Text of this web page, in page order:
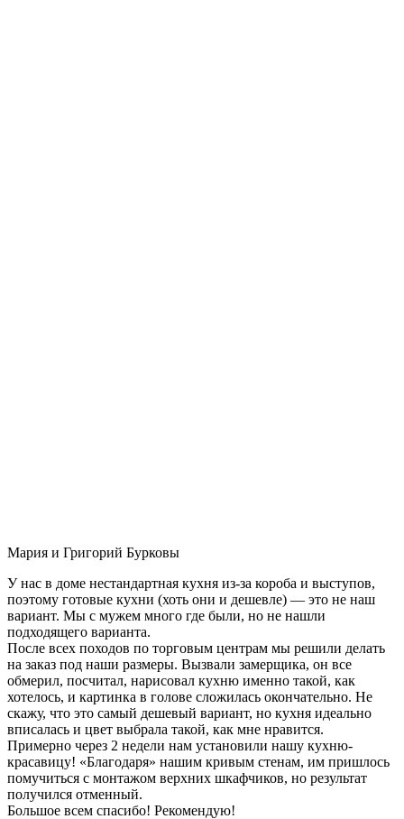
Мария и Григорий Бурковы
У нас в доме нестандартная кухня из-за короба и выступов,
поэтому готовые кухни (хоть они и дешевле) — это не наш
вариант. Мы с мужем много где были, но не нашли
подходящего варианта.
После всех походов по торговым центрам мы решили делать
на заказ под наши размеры. Вызвали замерщика, он все
обмерил, посчитал, нарисовал кухню именно такой, как
хотелось, и картинка в голове сложилась окончательно. Не
скажу, что это самый дешевый вариант, но кухня идеально
вписалась и цвет выбрала такой, как мне нравится.
Примерно через 2 недели нам установили нашу кухню-
красавицу! «Благодаря» нашим кривым стенам, им пришлось
помучиться с монтажом верхних шкафчиков, но результат
получился отменный.
Большое всем спасибо! Рекомендую!